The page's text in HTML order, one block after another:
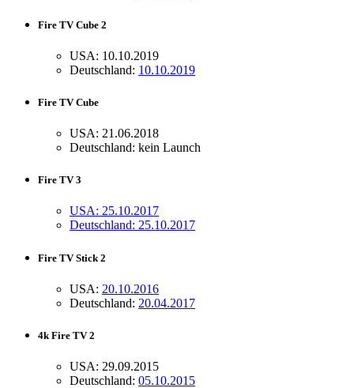
Fire TV Cube 2
USA: 10.10.2019
Deutschland: 10.10.2019
Fire TV Cube
USA: 21.06.2018
Deutschland: kein Launch
Fire TV 3
USA: 25.10.2017
Deutschland: 25.10.2017
Fire TV Stick 2
USA: 20.10.2016
Deutschland: 20.04.2017
4k Fire TV 2
USA: 29.09.2015
Deutschland: 05.10.2015